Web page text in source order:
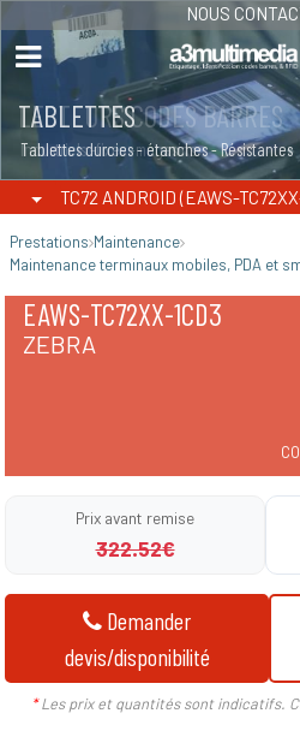
NOUS
TABLETTES
Tablettes durcies - étanches - Résistantes
TC72 ANDROID (EAWS-
Prestations Maintenance
Maintenance terminaux mobiles, PDA et
EAWS-TC72XX-1CD3
ZEBRA
Prix avant remise
322.52€
Demander
devis/disponibilité
*Les prix et quantités sont indicatifs.